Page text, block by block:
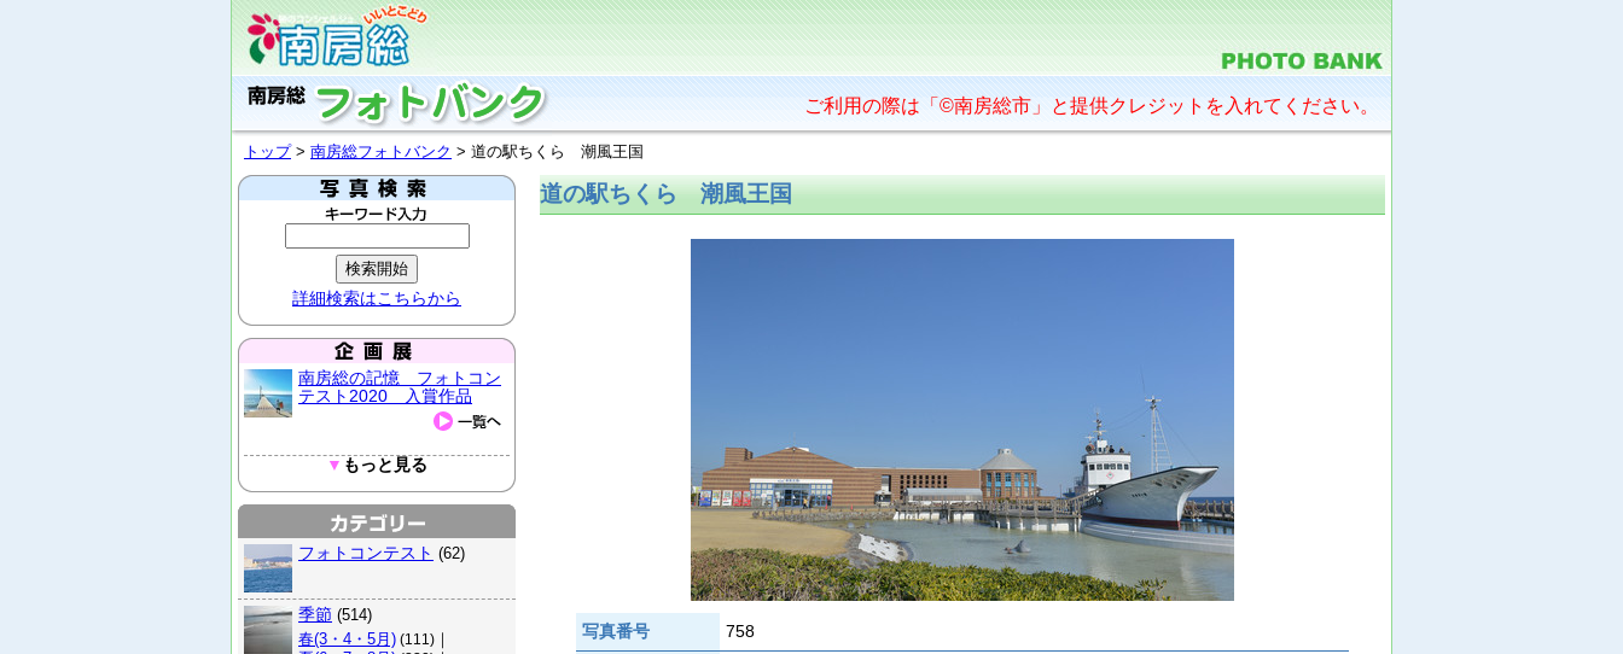
ご利用の際は「©南房総市」と提供クレジットを入れてください。
トップ> 南房総フォトバンク > 道の駅ちくら 潮風王国
詳細検索はこちらから
南房総の記憶 フォトコン
テスト2020 入賞作品
▼ もっと見る
フォトコンテスト (62)
季節 (514)
春(3・4・5月) (111) ｜
道の駅ちくら 潮風王国
写真番号
758